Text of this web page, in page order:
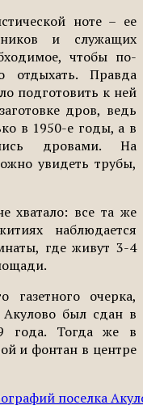
ноте – ее
и служащих
чтобы по-
отдыхать. Правда
подготовить к ней
дров, ведь
в 1950-е годы, а в
дровами. На
увидеть трубы,
хватало: все та же
наблюдается
где живут 3-4
газетного очерка,
Акулово был сдан в
года. Тогда же в
и фонтан в центре